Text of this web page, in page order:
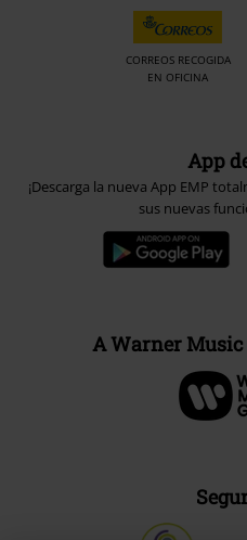
CORREOS RECOGIDA
EN OFICINA
App
¡Descarga la nueva App EMP
sus nuevas
A Warner Music